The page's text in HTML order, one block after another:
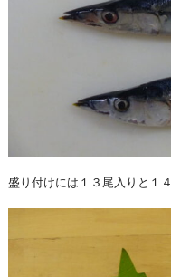
盛り付けには１３尾入りと１